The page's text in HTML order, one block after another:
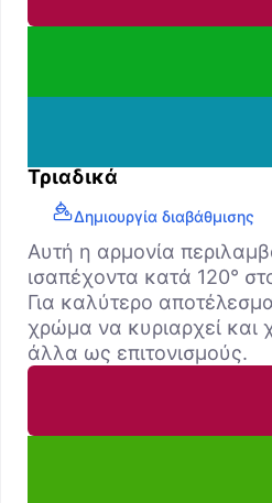
Τριαδικά
Δημιουργία διαβάθμισης
Αυτή η αρμονία
ισαπέχοντα κατά 120°
Για καλύτερο
χρώμα να κυριαρχεί και
άλλα ως επιτονισμούς.